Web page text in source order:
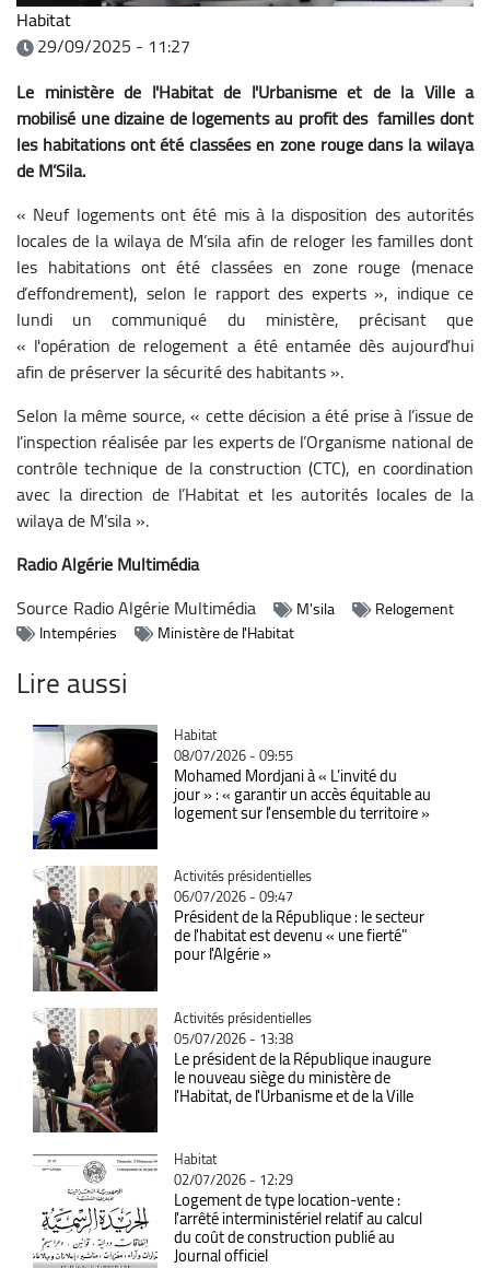
Habitat
29/09/2025 - 11:27
Le ministère de l'Habitat de l'Urbanisme et de la Ville a
mobilisé une dizaine de logements au profit des familles dont
les habitations ont été classées en zone rouge dans la wilaya
de M’Sila.
« Neuf logements ont été mis à la disposition des autorités
locales de la wilaya de M’sila afin de reloger les familles dont
les habitations ont été classées en zone rouge (menace
d’effondrement), selon le rapport des experts », indique ce
lundi un communiqué du ministère, précisant que
« l'opération de relogement a été entamée dès aujourd’hui
afin de préserver la sécurité des habitants ».
Selon la même source, « cette décision a été prise à l’issue de
l’inspection réalisée par les experts de l’Organisme national de
contrôle technique de la construction (CTC), en coordination
avec la direction de l’Habitat et les autorités locales de la
wilaya de M’sila ».
Radio Algérie Multimédia
Source Radio Algérie Multimédia M'sila
Relogement
Intempéries
Ministère de l'Habitat
Lire aussi
Catégorie
Habitat
08/07/2026 - 09:55
Mohamed Mordjani à « L’invité du
jour » : « garantir un accès équitable au
logement sur l'ensemble du territoire »
Catégorie
Activités présidentielles
06/07/2026 - 09:47
Président de la République : le secteur
de l'habitat est devenu « une fierté"
pour l'Algérie »
Catégorie
Activités présidentielles
05/07/2026 - 13:38
Le président de la République inaugure
le nouveau siège du ministère de
l'Habitat, de l'Urbanisme et de la Ville
Catégorie
Habitat
02/07/2026 - 12:29
Logement de type location-vente :
l'arrêté interministériel relatif au calcul
du coût de construction publié au
Journal officiel